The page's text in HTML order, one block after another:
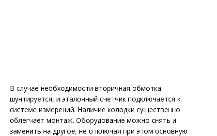
В случае необходимости вторичная обмотка
шунтируется, и эталонный счетчик подключается к
системе измерений. Наличие колодки существенно
облегчает монтаж. Оборудование можно снять и
заменить на другое, не отключая при этом основную